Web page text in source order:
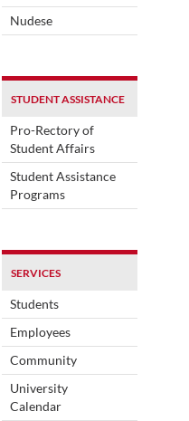
Nudese
STUDENT ASSISTANCE
Pro-Rectory of
Student Affairs
Student Assistance
Programs
SERVICES
Students
Employees
Community
University
Calendar